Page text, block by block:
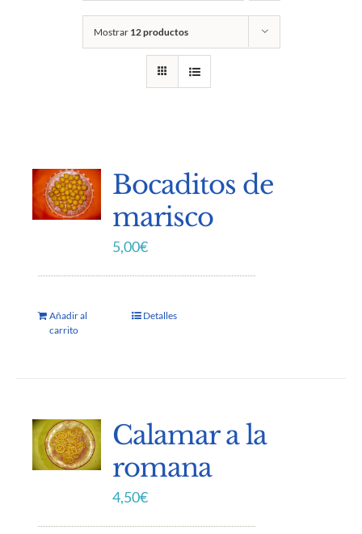
Mostrar 12 productos
Bocaditos de
marisco
5,00€
Añadir al
carrito
Detalles
Calamar a la
romana
4,50€